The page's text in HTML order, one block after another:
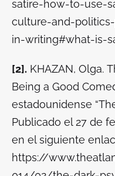
satire-how-to-use-
culture-and-
in-writing#what-is-
[2]. KHAZAN, Olga.
Being a Good
estadounidense
Publicado el 27 de
en el siguiente
https://